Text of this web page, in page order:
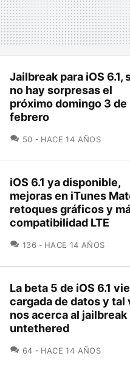
Jailbreak para iOS 6.1,
no hay sorpresas el
próximo domingo 3 de
febrero
50 COMENTARIOS
HACE 14 AÑOS
iOS 6.1 ya disponible,
mejoras en iTunes
retoques gráficos y
compatibilidad LTE
136COMENTARIOS
HACE 14 AÑOS
La beta 5 de iOS 6.1
cargada de datos y tal
nos acerca al jailbreak
untethered
64 COMENTARIOS
HACE 14 AÑOS